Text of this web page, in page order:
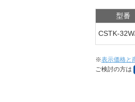
型番
CSTK-
※表示価格と
ご検討の方は